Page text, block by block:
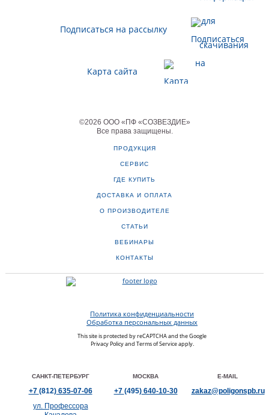
Подписаться на рассылку
Карта сайта
©2026 ООО «ПФ «СОЗВЕЗДИЕ»
Все права защищены.
ПРОДУКЦИЯ
СЕРВИС
ГДЕ КУПИТЬ
ДОСТАВКА И ОПЛАТА
О ПРОИЗВОДИТЕЛЕ
СТАТЬИ
ВЕБИНАРЫ
КОНТАКТЫ
Политика конфиденциальности
Обработка персональных данных
This site is protected by reCAPTCHA and the Google
Privacy Policyand Terms of Serviceapply.
САНКТ-ПЕТЕРБУРГ
+7 (812)635-07-06
ул. Профессора
МОСКВА
+7 (495)640-10-30
E-MAIL
zakaz@poligonspb.ru